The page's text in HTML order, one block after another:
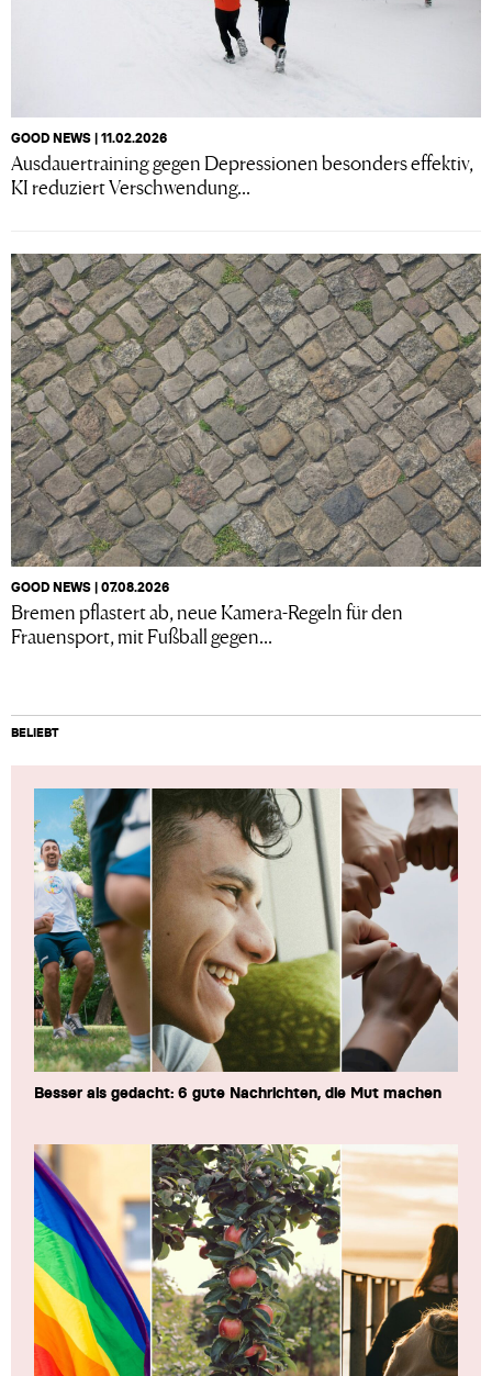
GOOD NEWS | 11.02.2026
Ausdauertraining gegen Depressionen besonders effektiv,
KI reduziert Verschwendung...
GOOD NEWS | 07.08.2026
Bremen pflastert ab, neue Kamera-Regeln für den
Frauensport, mit Fußball gegen...
BELIEBT
Besser als gedacht: 6 gute Nachrichten, die Mut machen